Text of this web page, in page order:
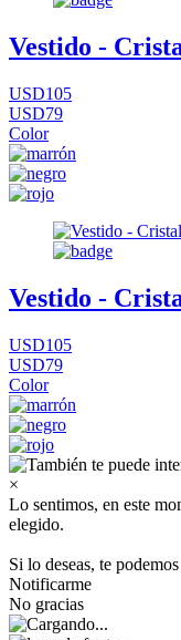
Vestido -
USD105
USD79
Color
Vestido -
USD105
USD79
Color
×
Lo sentimos, en este
elegido.
Si lo deseas, te
Notificarme
No gracias